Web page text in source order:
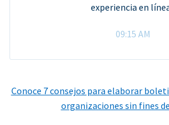
experiencia en
09:15 AM
Conoce 7 consejos para elaborar
organizaciones sin fines